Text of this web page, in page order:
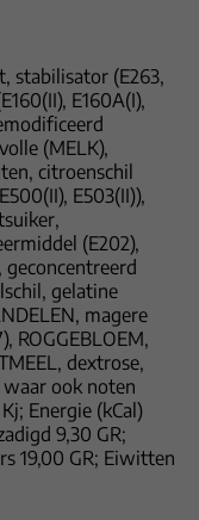
stabilisator (E263,
E160A(I),
(MELK),
citroenschil
E503(II)),
(E202),
gelatine
magere
ROGGEBLOEM,
dextrose,
ook noten
Energie (kCal)
9,30 GR;
19,00 GR; Eiwitten